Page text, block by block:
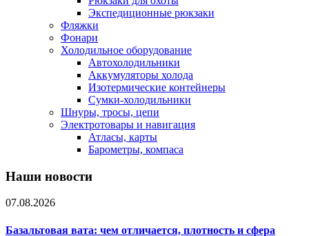
Экспедиционные рюкзаки
Фляжки
Фонари
Холодильное оборудование
Автохолодильники
Аккумуляторы холода
Изотермические контейнеры
Сумки-холодильники
Шнуры, тросы, цепи
Электротовары и навигация
Атласы, карты
Барометры, компаса
Наши новости
07.08.2026
Базальтовая вата: чем отличается, плотность и сфера